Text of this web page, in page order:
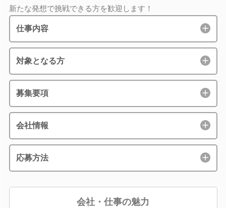
新たな発想で挑戦できる方を歓迎します！
仕事内容
対象となる方
募集要項
会社情報
応募方法
会社・仕事の魅力